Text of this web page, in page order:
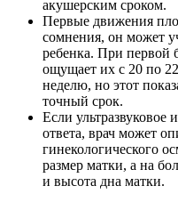
акушерским сроком.
Первые движения
сомнения, он может
ребенка. При первой
ощущает их с 20 по
неделю, но этот
точный срок.
Если ультразвуковое
ответа, врач может
гинекологического
размер матки, а на
и высота дна матки.